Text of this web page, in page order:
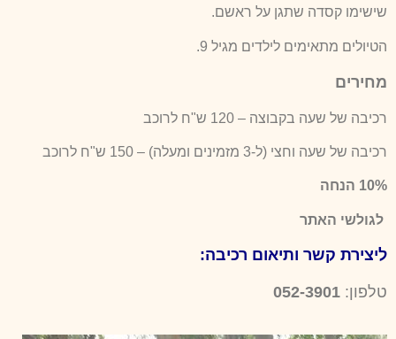
שישימו קסדה שתגן על ראשם.
הטיולים מתאימים לילדים מגיל 9.
מחירים
רכיבה של שעה בקבוצה – 120 ש"ח לרוכב
רכיבה של שעה וחצי (ל-3 מזמינים ומעלה) – 150 ש"ח לרוכב
10% הנחה
לגולשי האתר
ליצירת קשר ותיאום רכיבה:
טלפון: 052-3901